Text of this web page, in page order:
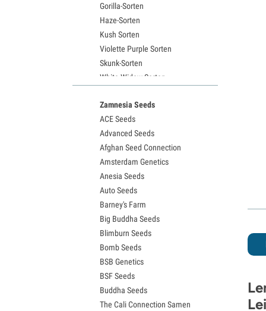
Gorilla-Sorten
Haze-Sorten
Kush Sorten
Violette Purple Sorten
Skunk-Sorten
White Widow Sorten
Granddaddy Purple Samen
OG Kush Samen
Blue Dream Samen
Lemon Haze Samen
Bruce Banner Samen
Gelato Samen
Sour Diesel Samen
Jack Herer Samen
Girl Scout Cookies Samen
Wedding Cake Samen
Zkittlez Samen
Pineapple Express Samen
Chemdawg Samen
Hindu Kush Samen
Mimosa Samen
Zamnesia Seeds
ACE Seeds
Advanced Seeds
Afghan Seed Connection
Amsterdam Genetics
Anesia Seeds
Auto Seeds
Barney's Farm
Big Buddha Seeds
Blimburn Seeds
Bomb Seeds
BSB Genetics
BSF Seeds
Buddha Seeds
The Cali Connection Samen